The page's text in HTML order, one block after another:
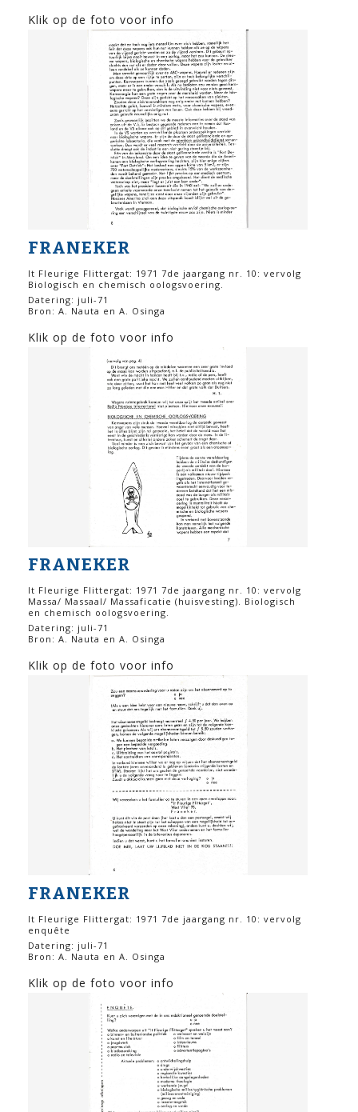
Klik op de foto voor info
FRANEKER
It Fleurige Flittergat: 1971 7de jaargang nr. 10: vervolg
Biologisch en chemisch oologsvoering.
Datering: juli-71
Bron: A. Nauta en A. Osinga
Klik op de foto voor info
FRANEKER
It Fleurige Flittergat: 1971 7de jaargang nr. 10: vervolg
Massa/ Massaal/ Massaficatie (huisvesting). Biologisch
en chemisch oologsvoering.
Datering: juli-71
Bron: A. Nauta en A. Osinga
Klik op de foto voor info
FRANEKER
It Fleurige Flittergat: 1971 7de jaargang nr. 10: vervolg
enquête
Datering: juli-71
Bron: A. Nauta en A. Osinga
Klik op de foto voor info